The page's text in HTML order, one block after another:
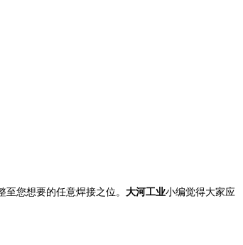
您想要的任意焊接之位。 大河工业小编觉得大家应